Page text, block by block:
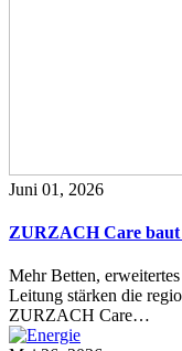
Juni 01, 2026
ZURZACH Care
Mehr Betten,
Leitung stärken die
ZURZACH Care…